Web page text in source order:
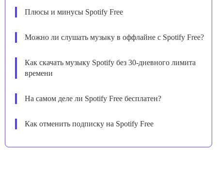
Плюсы и минусы Spotify Free
Можно ли слушать музыку в оффлайне с Spotify Free?
Как скачать музыку Spotify без 30-дневного лимита
времени
На самом деле ли Spotify Free бесплатен?
Как отменить подписку на Spotify Free